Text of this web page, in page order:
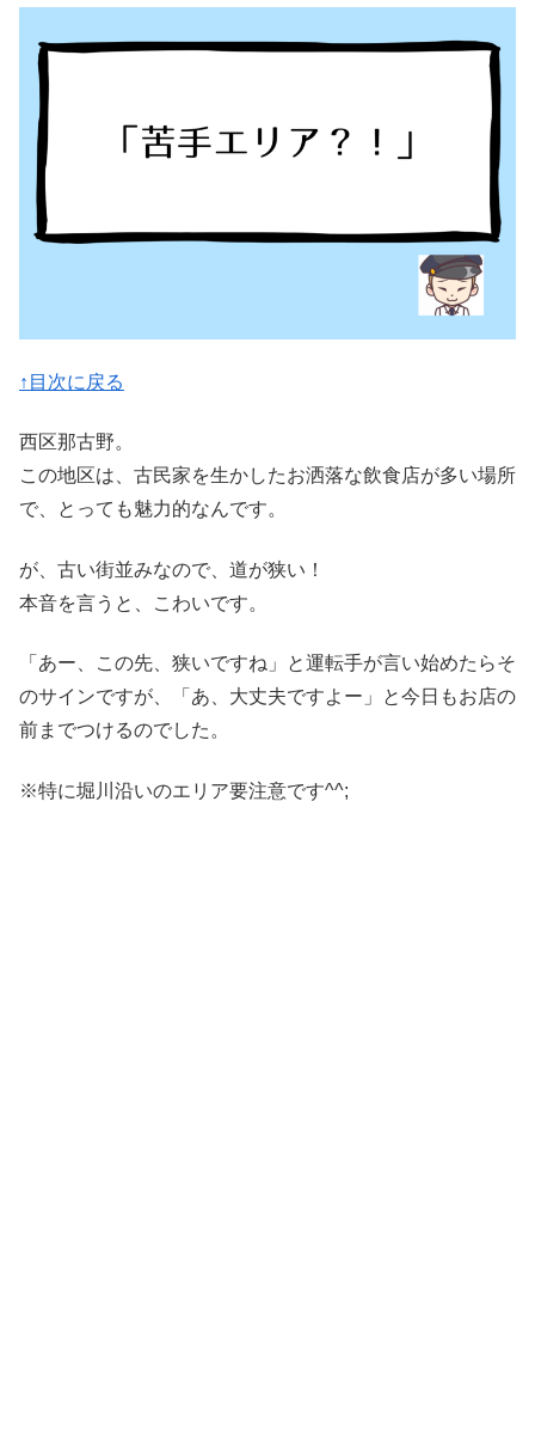
↑目次に戻る
西区那古野。
この地区は、古民家を生かしたお洒落な飲食店が多い場所
で、とっても魅力的なんです。
が、古い街並みなので、道が狭い！
本音を言うと、こわいです。
「あー、この先、狭いですね」と運転手が言い始めたらそ
のサインですが、「あ、大丈夫ですよー」と今日もお店の
前までつけるのでした。
※特に堀川沿いのエリア要注意です^^;